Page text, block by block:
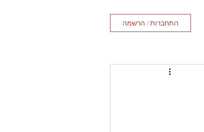
התחברות / הרשמה